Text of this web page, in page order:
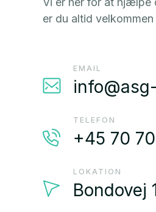
er du altid
EMAIL
TELEFON
+45 70
LOKATION
Bondovej